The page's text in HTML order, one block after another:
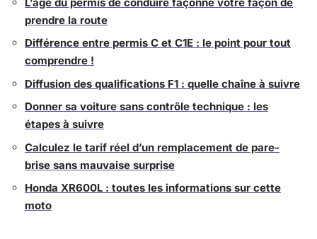
prendre la route
Différence entre permis C et C1E : le point pour tout
comprendre !
Diffusion des qualifications F1 : quelle chaîne à suivre
Donner sa voiture sans contrôle technique : les
étapes à suivre
Calculez le tarif réel d’un remplacement de pare-
brise sans mauvaise surprise
Honda XR600L : toutes les informations sur cette
moto